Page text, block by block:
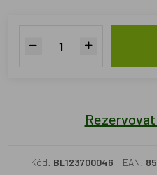
Kód: BL123700046 EAN: